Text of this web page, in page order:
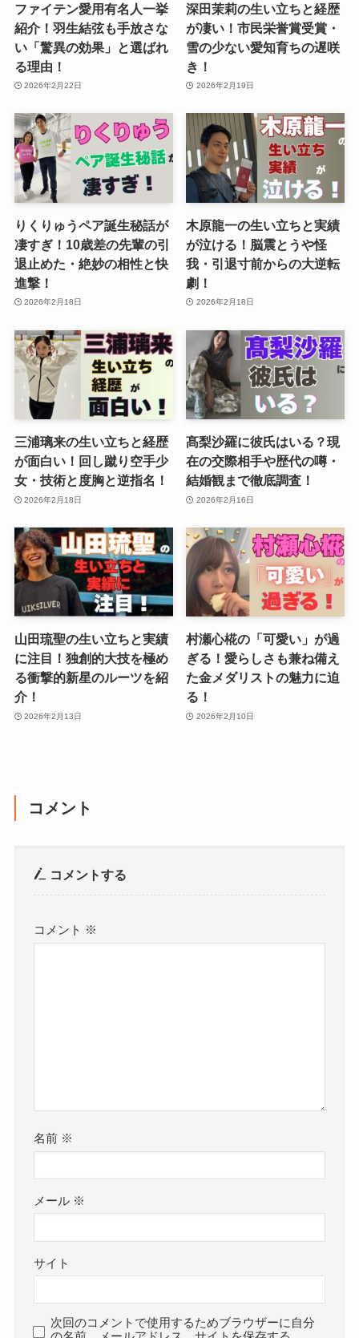
ファイテン愛用有名人一挙
紹介！羽生結弦も手放さな
い「驚異の効果」と選ばれ
る理由！
2026年2月22日
深田茉莉の生い立ちと経歴
が凄い！市民栄誉賞受賞・
雪の少ない愛知育ちの遅咲
き！
2026年2月19日
りくりゅうペア誕生秘話が
凄すぎ！10歳差の先輩の引
退止めた・絶妙の相性と快
進撃！
2026年2月18日
木原龍一の生い立ちと実績
が泣ける！脳震とうや怪
我・引退寸前からの大逆転
劇！
2026年2月18日
三浦璃来の生い立ちと経歴
が面白い！回し蹴り空手少
女・技術と度胸と逆指名！
2026年2月18日
髙梨沙羅に彼氏はいる？現
在の交際相手や歴代の噂・
結婚観まで徹底調査！
2026年2月16日
山田琉聖の生い立ちと実績
に注目！独創的大技を極め
る衝撃的新星のルーツを紹
介！
2026年2月13日
村瀬心椛の「可愛い」が過
ぎる！愛らしさも兼ね備え
た金メダリストの魅力に迫
る！
2026年2月10日
コメント
コメントする
コメント ※
名前 ※
メール ※
サイト
次回のコメントで使用するためブラウザーに自分